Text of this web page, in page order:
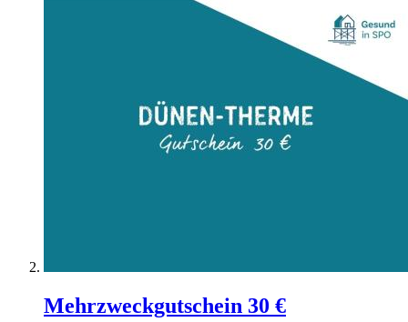
Mehrzweckgutschein 30 €